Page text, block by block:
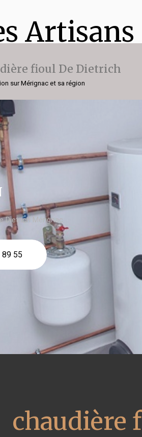
Artisans
fioul De Dietrich
sur Mérignac et sa région
Dietrich Mérignac
55
chaudière